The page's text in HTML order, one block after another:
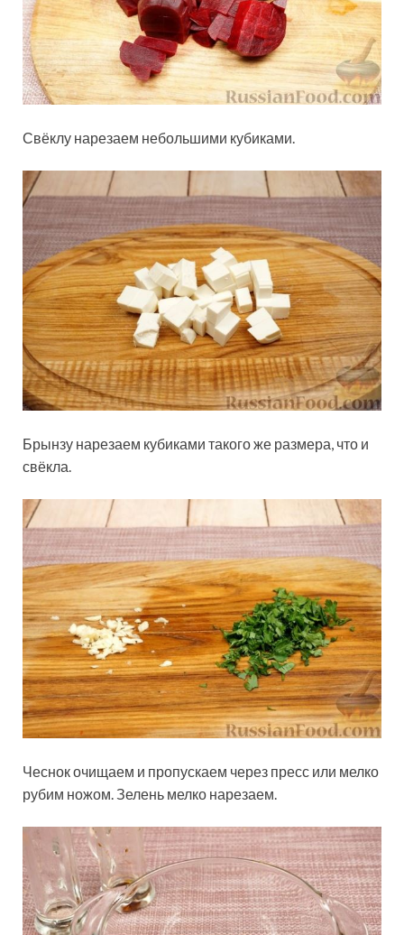
Свёклу нарезаем небольшими кубиками.
Брынзу нарезаем кубиками такого же размера, что и
свёкла.
Чеснок очищаем и пропускаем через пресс или мелко
рубим ножом. Зелень мелко нарезаем.